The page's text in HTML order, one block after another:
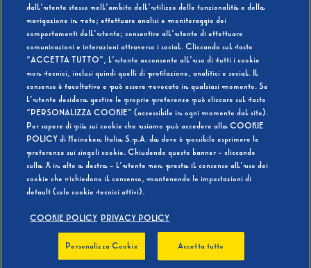
SI NO
BEVI RESPONSABILMENTE
dall’utente stesso nell’ambito dell’utilizzo delle funzionalità e della
navigazione in rete; effettuare analisi e monitoraggio dei
comportamenti dell’utente; consentire all’utente di effettuare
comunicazioni e interazioni attraverso i social. Cliccando sul tasto
“ACCETTA TUTTO”, l’utente acconsente all’uso di tutti i cookie
non tecnici, inclusi quindi quelli di profilazione, analitici e social. Il
consenso è facoltativo e può essere revocato in qualsiasi momento. Se
l’utente desidera gestire le proprie preferenze può cliccare sul tasto
“PERSONALIZZA COOKIE” (accessibile in ogni momento dal sito).
Per sapere di più sui cookie che usiamo può accedere alla COOKIE
POLICY di Heineken Italia S.p.A. da dove è possibile esprimere le
preferenze sui singoli cookie. Chiudendo questo banner - cliccando
sulla X in alto a destra - l’utente non presta il consenso all’uso dei
cookie che richiedono il consenso, mantenendo le impostazioni di
default (solo cookie tecnici attivi).
COOKIE POLICY PRIVACY POLICY
Personalizza Cookie Accetta tutto